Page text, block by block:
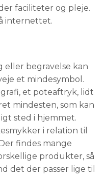
faciliteter og pleje.
internettet.
eller begravelse kan
et mindesymbol.
et poteaftryk, lidt
mindesten, som kan
sted i hjemmet.
i relation til
findes mange
produkter, så
det der passer lige til